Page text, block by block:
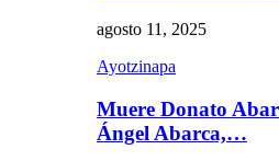
agosto 11, 2025
Ayotzinapa
Muere Donato
Ángel Abarca,…